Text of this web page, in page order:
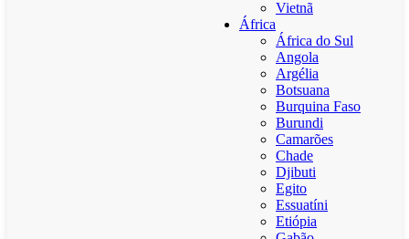
Vietnã
África
África do Sul
Angola
Argélia
Botsuana
Burquina Faso
Burundi
Camarões
Chade
Djibuti
Egito
Essuatíni
Etiópia